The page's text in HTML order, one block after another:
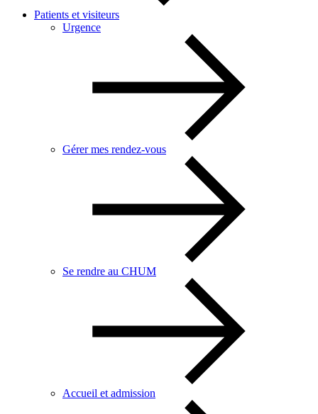
Patients et visiteurs
Urgence
Gérer mes rendez-vous
Se rendre au CHUM
Accueil et admission